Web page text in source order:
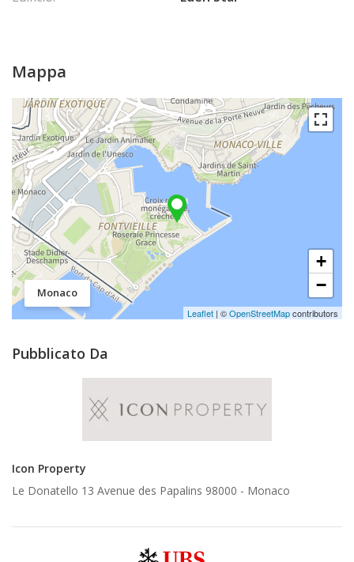
Mappa
Monaco
+
−
Leaflet | ©OpenStreetMapcontributors
Pubblicato Da
Icon Property
Le Donatello 13 Avenue des Papalins 98000 - Monaco